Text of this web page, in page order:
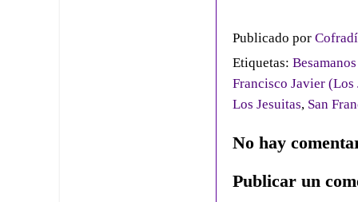
Publicado por
Etiquetas:
Francisco Javier (Los
Los Jesuitas, San
No hay
Publicar un